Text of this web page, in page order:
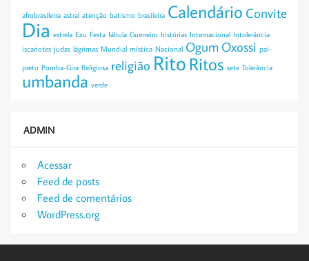
afrobrasileira astral atenção batismo brasileira Calendário Convite
Dia estrela Exu Festa fábula Guerreiro histórias Internacional Intolerância
iscariotes judas lágrimas Mundial mística Nacional Ogum Oxossi pai-
preto Pomba-Gira Religiosa religião RitoRitos sete Tolerância
umbanda verde
ADMIN
Acessar
Feed de posts
Feed de comentários
WordPress.org